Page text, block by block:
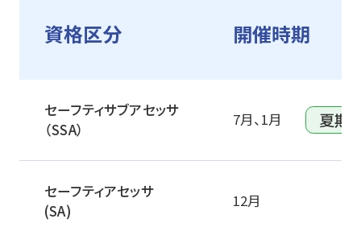
資格・講習関連その他申請
お問い合わせ
資格区分 開催時期
セーフティサブアセッサ
（SSA）
7月、1月 夏期
セーフティアセッサ
(SA)
12月